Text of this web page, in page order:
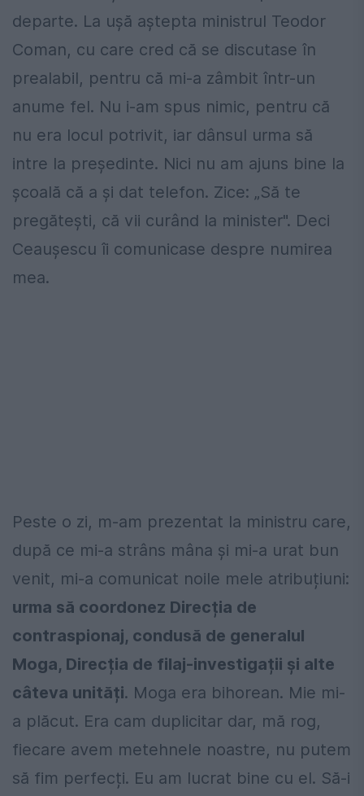
departe. La ușă aștepta ministrul Teodor
Coman, cu care cred că se discutase în
prealabil, pentru că mi-a zâmbit într-un
anume fel. Nu i-am spus nimic, pentru că
nu era locul potrivit, iar dânsul urma să
intre la președinte. Nici nu am ajuns bine la
școală că a și dat telefon. Zice: „Să te
pregătești, că vii curând la minister". Deci
Ceaușescu îi comunicase despre numirea
mea.
Peste o zi, m-am prezentat la ministru care,
după ce mi-a strâns mâna și mi-a urat bun
venit, mi-a comunicat noile mele atribuțiuni:
urma să coordonez Direcția de
contraspionaj, condusă de generalul
Moga, Direcția de filaj-investigații și alte
câteva unități. Moga era bihorean. Mie mi-
a plăcut. Era cam duplicitar dar, mă rog,
fiecare avem metehnele noastre, nu putem
să fim perfecți. Eu am lucrat bine cu el. Să-i